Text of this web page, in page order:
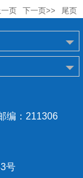
页 下一页>> 尾页
编：211306
号